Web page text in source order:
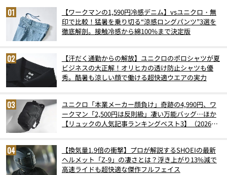
【ワークマンの1,590円冷感デニム】vsユニクロ・無
印で比較！猛暑を乗り切る“涼感ロングパンツ”3選を
徹底解剖。接触冷感から綿100%まで決定版
【汗だく通勤からの解放】ユニクロのポロシャツが夏
ビジネスの大正解！オリヒカの透け防止シャツも優
秀。酷暑も涼しい顔で働ける超快適ウエアの実力
ユニクロ「本業メーカー顔負け」奇跡の4,990円、ワ
ークマン「2,500円は反則級」凄い万能バッグ…ほか
【リュックの人気記事ランキングベスト3】（2026年
【換気量1.9倍の衝撃】プロが解説するSHOEIの最新
ヘルメット「Z-9」の凄さとは？浮き上がり13%減で
高速ライドも超快適な傑作フルフェイス